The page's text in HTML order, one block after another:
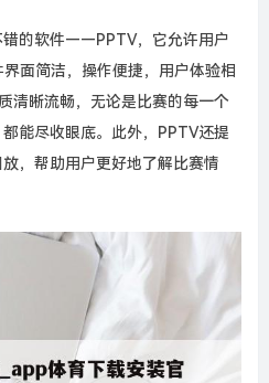
错的软件——PPTV，它允许用户
面简洁，操作便捷，用户体验相
清晰流畅，无论是比赛的每一个
能尽收眼底。此外，PPTV还提
，帮助用户更好地了解比赛情